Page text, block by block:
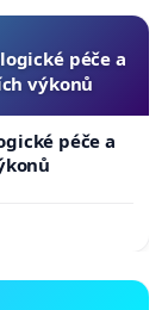
péče a
výkonů
péče a